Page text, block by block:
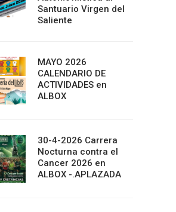
Santuario Virgen del
Saliente
MAYO 2026
CALENDARIO DE
ACTIVIDADES en
ALBOX
30-4-2026 Carrera
Nocturna contra el
Cancer 2026 en
ALBOX -.APLAZADA